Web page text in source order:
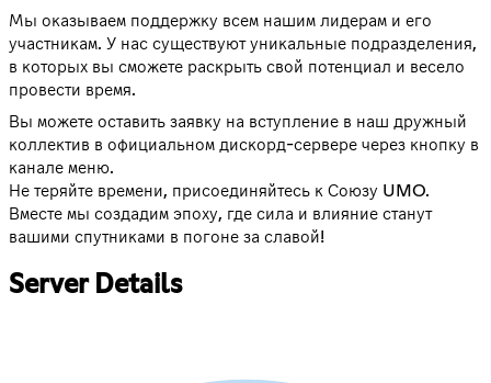
Мы оказываем поддержку всем нашим лидерам и его
участникам. У нас существуют уникальные подразделения,
в которых вы сможете раскрыть свой потенциал и весело
провести время.
Вы можете оставить заявку на вступление в наш дружный
коллектив в официальном дискорд-сервере через кнопку в
канале меню.
Не теряйте времени, присоединяйтесь к Союзу UMO.
Вместе мы создадим эпоху, где сила и влияние станут
вашими спутниками в погоне за славой!
Server Details